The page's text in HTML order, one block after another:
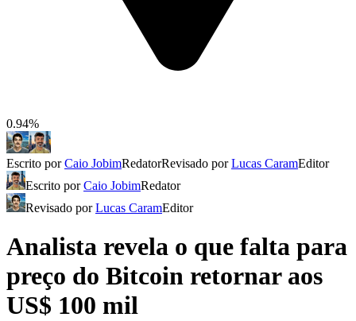
0.94%
Escrito porCaio JobimRedatorRevisado porLucas CaramEditor
Escrito porCaio JobimRedator
Revisado porLucas CaramEditor
Analista revela o que falta para
preço do Bitcoin retornar aos
US$ 100 mil